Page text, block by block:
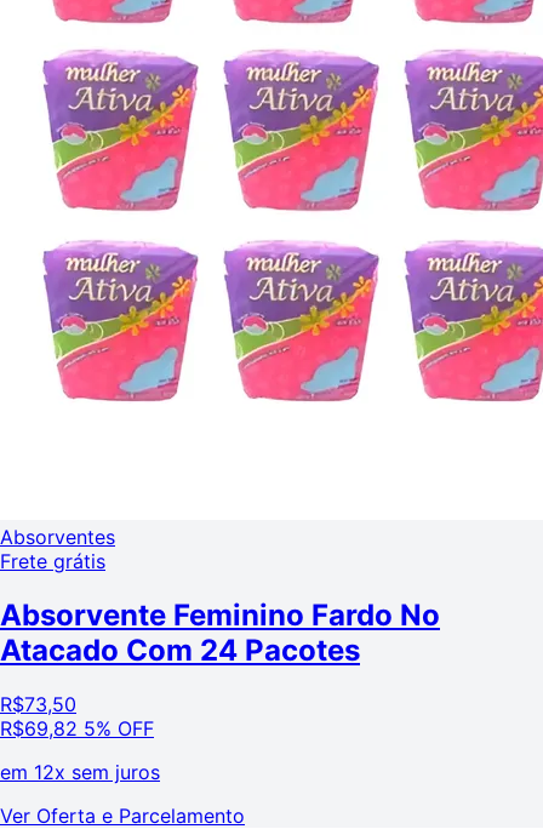
Absorventes
Frete grátis
Absorvente Feminino Fardo No
Atacado Com 24 Pacotes
R$73,50
R$69,82 5% OFF
em 12x sem juros
Ver Oferta e Parcelamento